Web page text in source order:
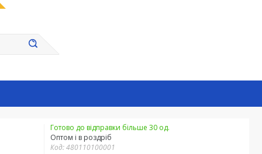
Готово до відправки більше 30 од.
Оптом і в роздріб
Код:480110100001